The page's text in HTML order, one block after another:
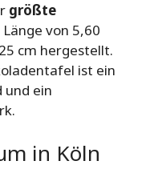
größte
von 5,60
cm hergestellt.
ist ein
und ein
in Köln